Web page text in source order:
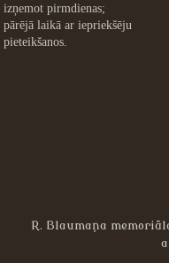
izņemot pirmdienas;
pārējā laikā ar iepriekšēju
pieteikšanos.
R. Blaumaņa